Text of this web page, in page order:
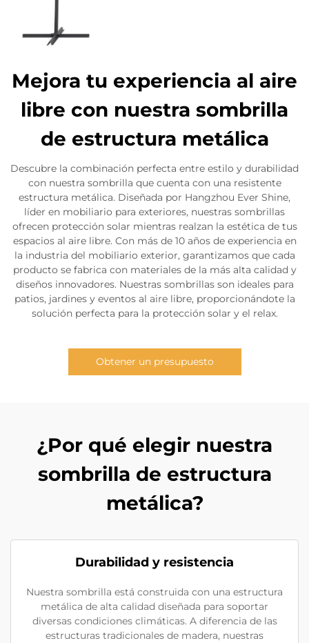
Mejora tu experiencia al aire
libre con nuestra sombrilla
de estructura metálica
Descubre la combinación perfecta entre estilo y durabilidad
con nuestra sombrilla que cuenta con una resistente
estructura metálica. Diseñada por Hangzhou Ever Shine,
líder en mobiliario para exteriores, nuestras sombrillas
ofrecen protección solar mientras realzan la estética de tus
espacios al aire libre. Con más de 10 años de experiencia en
la industria del mobiliario exterior, garantizamos que cada
producto se fabrica con materiales de la más alta calidad y
diseños innovadores. Nuestras sombrillas son ideales para
patios, jardines y eventos al aire libre, proporcionándote la
solución perfecta para la protección solar y el relax.
Obtener un presupuesto
¿Por qué elegir nuestra
sombrilla de estructura
metálica?
Durabilidad y resistencia
Nuestra sombrilla está construida con una estructura
metálica de alta calidad diseñada para soportar
diversas condiciones climáticas. A diferencia de las
estructuras tradicionales de madera, nuestras